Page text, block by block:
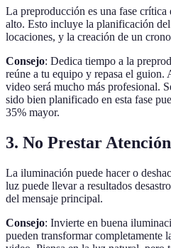
La preproducción es una fase crítica
alto. Esto incluye la planificación
locaciones, y la creación de un
Consejo: Dedica tiempo a la
reúne a tu equipo y repasa el guion.
video será mucho más profesional.
sido bien planificado en esta fase
35% mayor.
3. No Prestar
La iluminación puede hacer o
luz puede llevar a resultados
del mensaje principal.
Consejo: Invierte en buena
pueden transformar completamente